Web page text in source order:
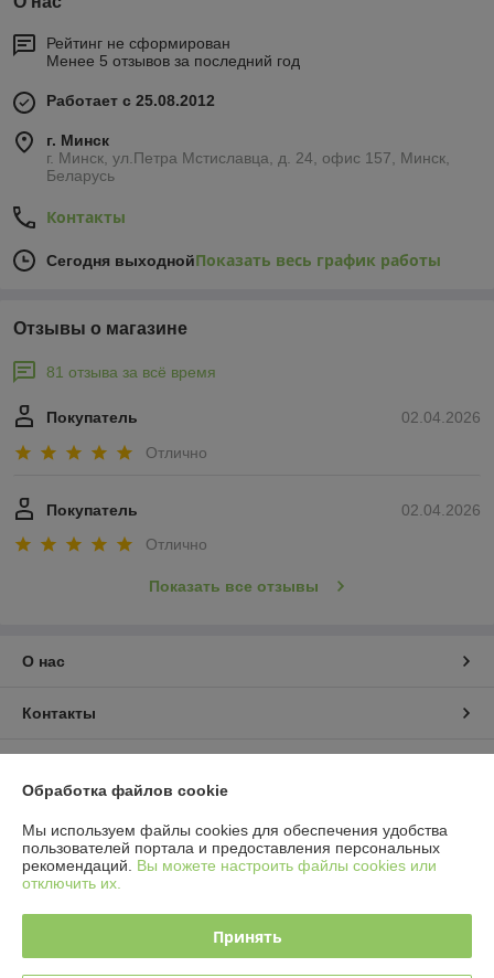
Рейтинг не сформирован
Менее 5 отзывов за последний год
Работает с 25.08.2012
г. Минск
г. Минск, ул.Петра Мстиславца, д. 24, офис 157, Минск,
Беларусь
Контакты
Сегодня выходнойПоказать весь график работы
Отзывы о магазине
81 отзыва за всё время
02.04.2026
Покупатель
Отлично
02.04.2026
Покупатель
Отлично
Показать все отзывы
О нас
Контакты
Полная версия сайта
Политика обработки cookies
Сайт создан на платформе Deal.by
Обработка файлов cookie
Мы используем файлы cookies для обеспечения удобства
пользователей портала и предоставления персональных
рекомендаций. Вы можете настроить файлы cookies или
отключить их.
Принять